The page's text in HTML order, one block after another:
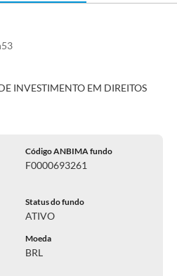
INVESTIMENTO EM DIREITOS
Código ANBIMA fundo
F0000693261
Status do fundo
ATIVO
Moeda
BRL